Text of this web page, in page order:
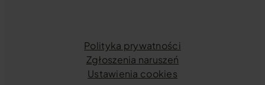
Polityka prywatności
Zgłoszenia naruszeń
Ustawienia cookies